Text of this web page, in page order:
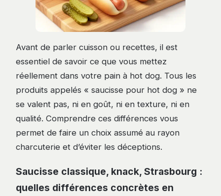
Avant de parler cuisson ou recettes, il est
essentiel de savoir ce que vous mettez
réellement dans votre pain à hot dog. Tous les
produits appelés « saucisse pour hot dog » ne
se valent pas, ni en goût, ni en texture, ni en
qualité. Comprendre ces différences vous
permet de faire un choix assumé au rayon
charcuterie et d’éviter les déceptions.
Saucisse classique, knack, Strasbourg :
quelles différences concrètes en